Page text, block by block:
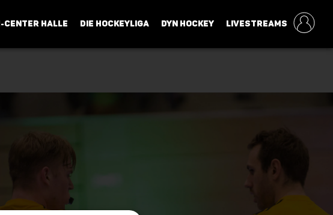
CENTER HALLE DIE HOCKEYLIGA DYN HOCKEY LIVESTREAMS